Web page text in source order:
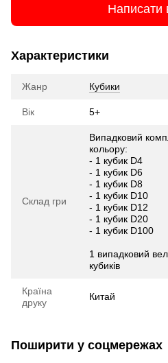
Написати
Характеристики
Жанр Кубики
Вік 5+
Склад гри
Випадковий
кольору:
- 1 кубик D4
- 1 кубик D6
- 1 кубик D8
- 1 кубик D10
- 1 кубик D12
- 1 кубик D20
- 1 кубик D100
1 випадковий
кубиків
Країна
друку
Китай
Поширити у соцмережах